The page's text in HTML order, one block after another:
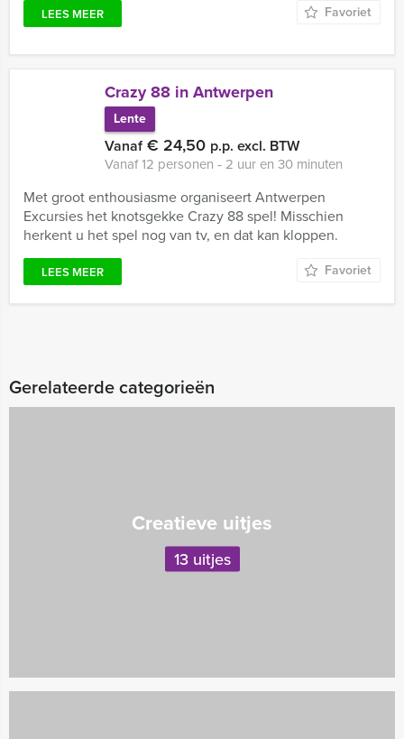
LEES MEER Favoriet
Crazy 88 in Antwerpen
Lente
Vanaf€ 24,50 p.p. excl. BTW
Vanaf 12 personen ‐ 2 uur en 30 minuten
Met groot enthousiasme organiseert Antwerpen
Excursies het knotsgekke Crazy 88 spel! Misschien
herkent u het spel nog van tv, en dat kan kloppen.
LEES MEER Favoriet
Gerelateerde categorieën
Creatieve uitjes
13 uitjes